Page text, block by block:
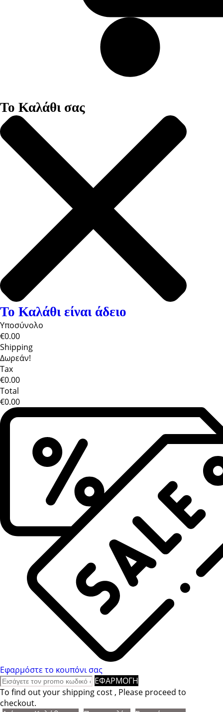
Το Καλάθι σας
Το Καλάθι είναι άδειο
Υποσύνολο
€0.00
Shipping
Δωρεάν!
Tax
€0.00
Total
€0.00
Εφαρμόστε το κουπόνι σας
ΕΦΑΡΜΟΓΗ
To find out your shipping cost , Please proceed to
checkout.